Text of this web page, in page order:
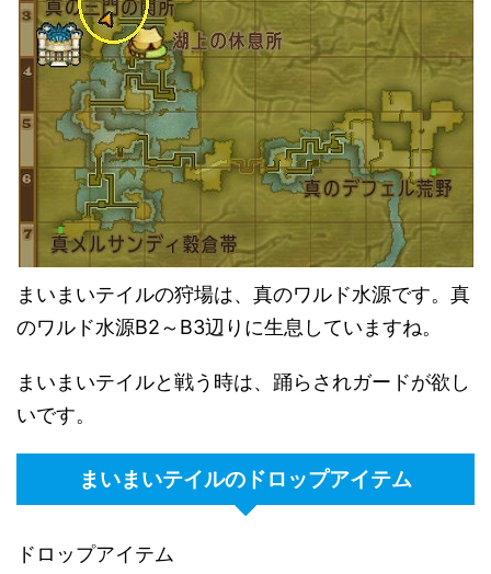
まいまいテイルの狩場は、真のワルド水源です。真
のワルド水源B2～B3辺りに生息していますね。
まいまいテイルと戦う時は、踊らされガードが欲し
いです。
まいまいテイルのドロップアイテム
ドロップアイテム